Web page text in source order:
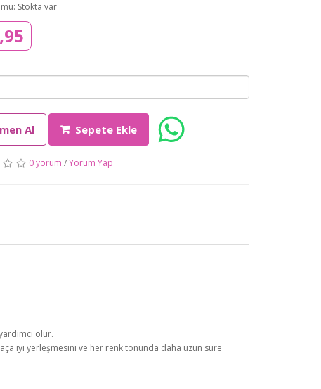
Stokta var
Al Sepete Ekle
0 yorum /Yorum Yap
olur.
iyi yerleşmesini ve her renk tonunda daha uzun süre